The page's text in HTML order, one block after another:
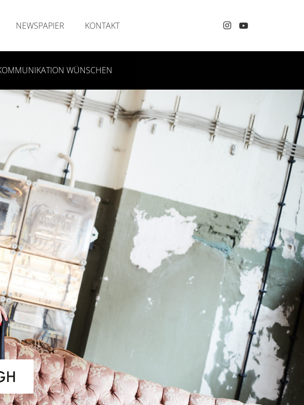
NEWSPAPIER KONTAKT
WÜNSCHEN